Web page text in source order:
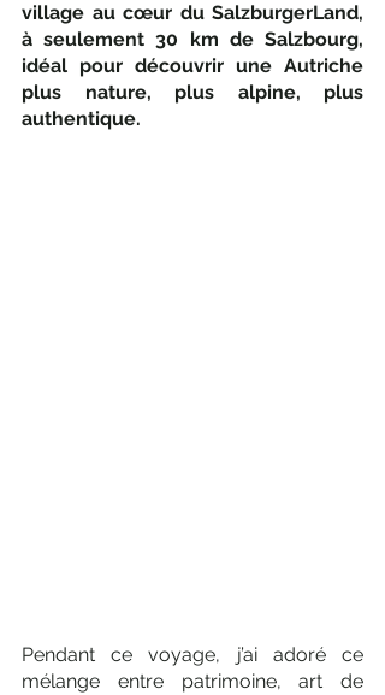
village au cœur du SalzburgerLand,
à seulement 30 km de Salzbourg,
idéal pour découvrir une Autriche
plus nature, plus alpine, plus
authentique.
Pendant ce voyage, j’ai adoré ce
mélange entre patrimoine, art de